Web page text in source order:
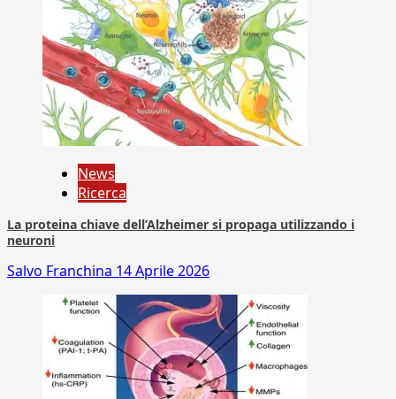
News
Ricerca
La proteina chiave dell’Alzheimer si propaga utilizzando i
neuroni
Salvo Franchina 14 Aprile 2026